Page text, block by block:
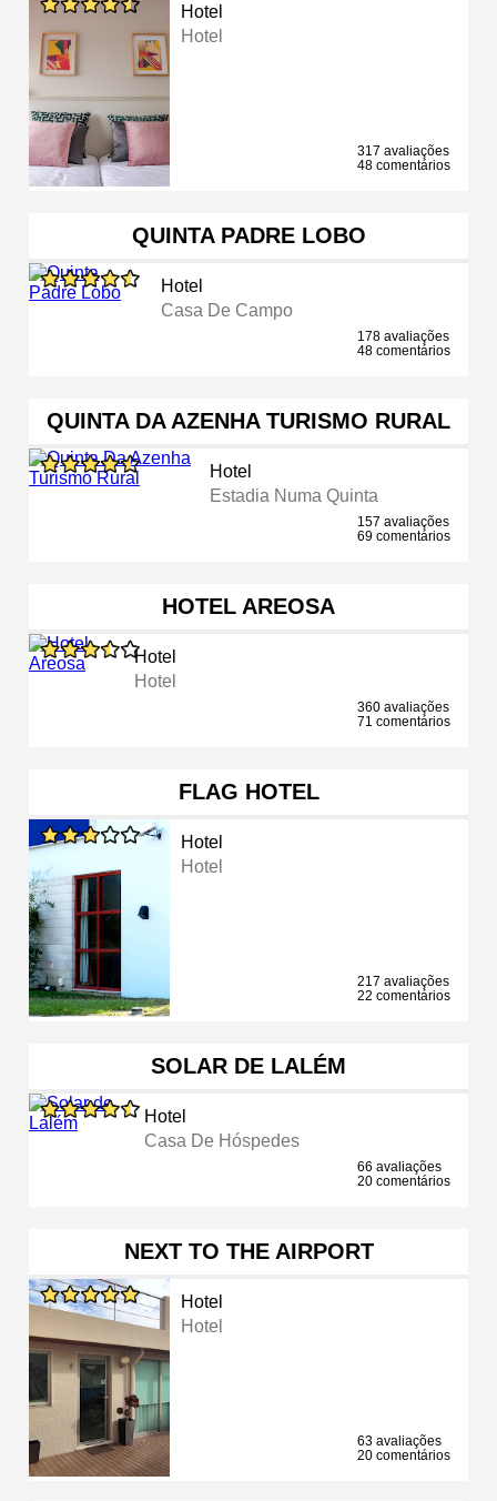
Hotel
Hotel
317 avaliações
48 comentários
QUINTA PADRE LOBO
Hotel
Casa De Campo
178 avaliações
48 comentários
QUINTA DA AZENHA TURISMO RURAL
Hotel
Estadia Numa Quinta
157 avaliações
69 comentários
HOTEL AREOSA
Hotel
Hotel
360 avaliações
71 comentários
FLAG HOTEL
Hotel
Hotel
217 avaliações
22 comentários
SOLAR DE LALÉM
Hotel
Casa De Hóspedes
66 avaliações
20 comentários
NEXT TO THE AIRPORT
Hotel
Hotel
63 avaliações
20 comentários